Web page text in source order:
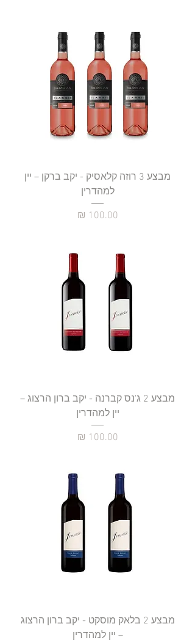
מבצע 3 רוזה קלאסיק - יקב ברקן – יין
למהדרין
מחיר
מבצע 2 ג'נס קברנה - יקב ברון הרצוג –
יין למהדרין
מחיר
מבצע 2 בלאק מוסקט - יקב ברון הרצוג
– יין למהדרין